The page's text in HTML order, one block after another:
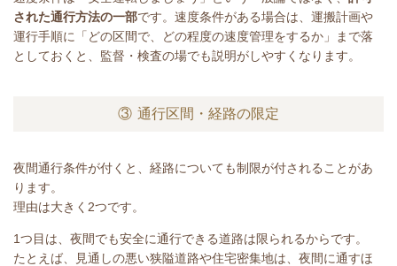
された通行方法の一部です。速度条件がある場合は、運搬計画や
運行手順に「どの区間で、どの程度の速度管理をするか」まで落
としておくと、監督・検査の場でも説明がしやすくなります。
③ 通行区間・経路の限定
夜間通行条件が付くと、経路についても制限が付されることがあ
ります。
理由は大きく2つです。
1つ目は、夜間でも安全に通行できる道路は限られるからです。
たとえば、見通しの悪い狭隘道路や住宅密集地は、夜間に通すほ